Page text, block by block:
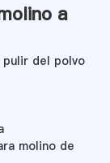
a
pulir del polvo
molino de